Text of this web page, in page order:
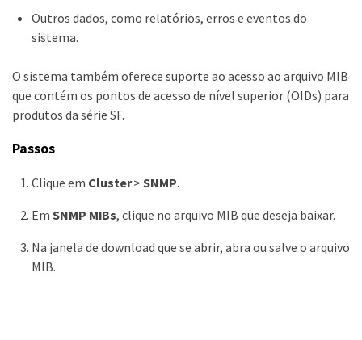
Outros dados, como relatórios, erros e eventos do
sistema.
O sistema também oferece suporte ao acesso ao arquivo MIB
que contém os pontos de acesso de nível superior (OIDs) para
produtos da série SF.
Passos
Clique em Cluster>SNMP.
Em SNMP MIBs, clique no arquivo MIB que deseja baixar.
Na janela de download que se abrir, abra ou salve o arquivo
MIB.